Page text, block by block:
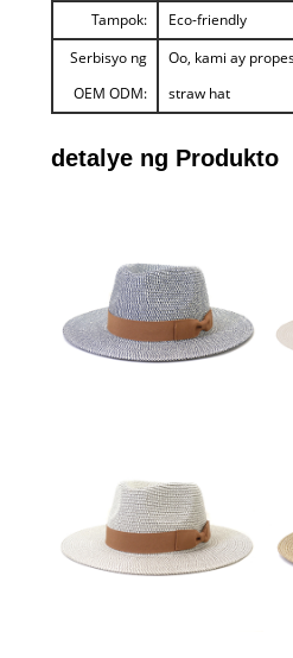
Tampok:
Eco-friendly
Serbisyo ng
OEM ODM:
Oo, kami ay
straw hat
detalye ng Produkto